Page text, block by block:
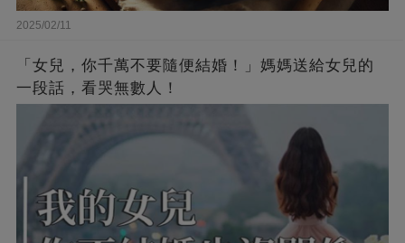
2025/02/11
「女兒，你千萬不要隨便結婚！」媽媽送給女兒的
一段話，看哭無數人！